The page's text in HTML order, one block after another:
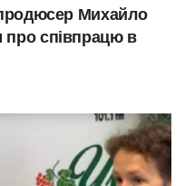
Михайло
співпрацю в